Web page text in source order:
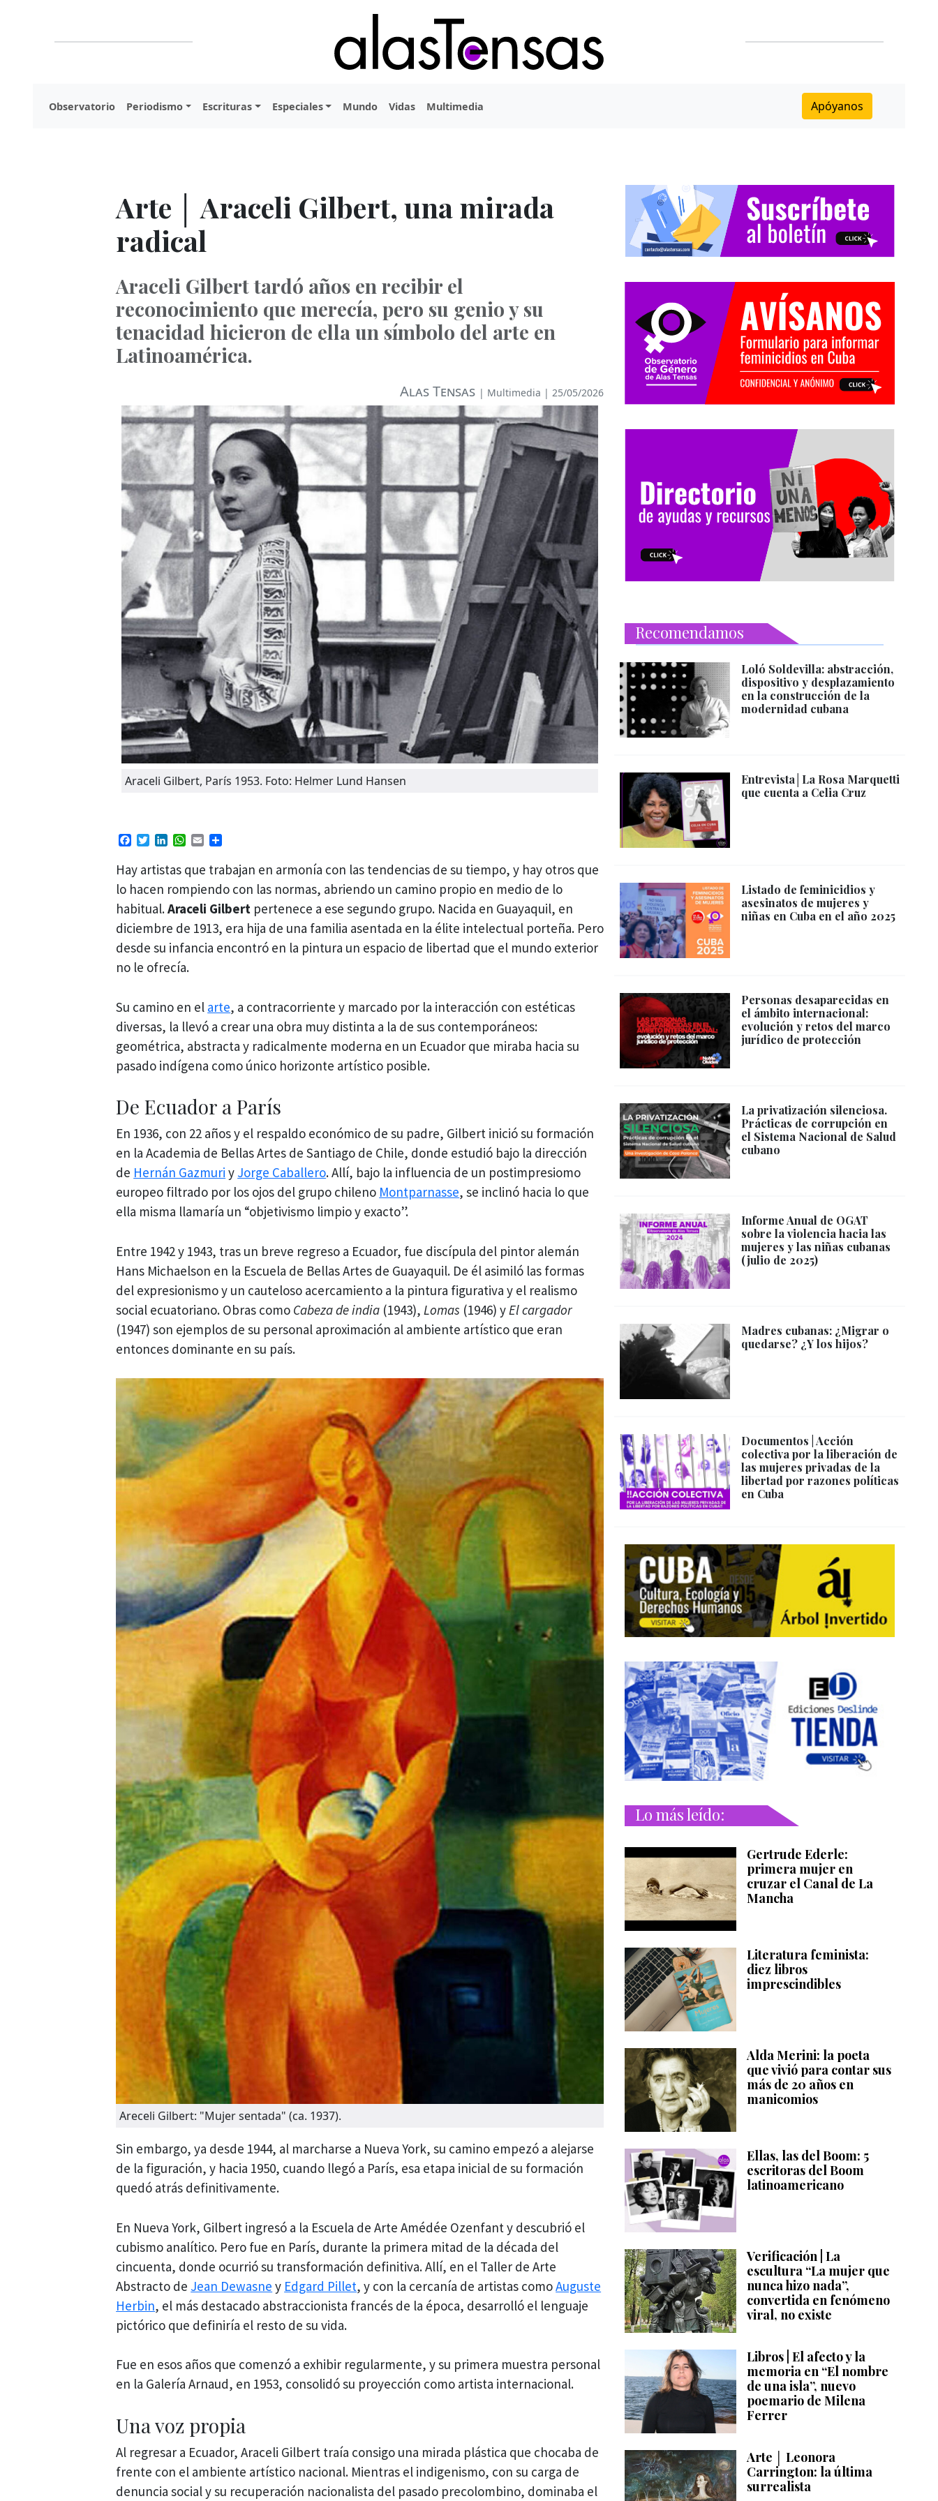
Observatorio Periodismo Escrituras Especiales Mundo Vidas Multimedia Apóyanos
Arte │ Araceli Gilbert, una mirada
radical
Araceli Gilbert tardó años en recibir el
reconocimiento que merecía, pero su genio y su
tenacidad hicieron de ella un símbolo del arte en
Latinoamérica.
Alas Tensas | Multimedia | 25/05/2026
Araceli Gilbert, París 1953. Foto: Helmer Lund Hansen
Facebook
TwitterLinkedIn
WhatsApp
Email
Hay artistas que trabajan en armonía con las tendencias de su tiempo, y hay otros que
lo hacen rompiendo con las normas, abriendo un camino propio en medio de lo
habitual.Araceli Gilbert pertenece a ese segundo grupo. Nacida en Guayaquil, en
diciembre de 1913, era hija de una familia asentada en la élite intelectual porteña. Pero
desde su infancia encontró en la pintura un espacio de libertad que el mundo exterior
no le ofrecía.
Su camino en el arte, a contracorriente y marcado por la interacción con estéticas
diversas, la llevó a crear una obra muy distinta a la de sus contemporáneos:
geométrica, abstracta y radicalmente moderna en un Ecuador que miraba hacia su
pasado indígena como único horizonte artístico posible.
De Ecuador a París
En 1936, con 22 años y el respaldo económico de su padre, Gilbert inició su formación
en la Academia de Bellas Artes de Santiago de Chile, donde estudió bajo la dirección
de Hernán Gazmuri y Jorge Caballero. Allí, bajo la influencia de un postimpresiomo
europeo filtrado por los ojos del grupo chileno Montparnasse, se inclinó hacia lo que
ella misma llamaría un “objetivismo limpio y exacto”.
Entre 1942 y 1943, tras un breve regreso a Ecuador, fue discípula del pintor alemán
Hans Michaelson en la Escuela de Bellas Artes de Guayaquil. De él asimiló las formas
del expresionismo y un cauteloso acercamiento a la pintura figurativa y el realismo
social ecuatoriano. Obras como Cabeza de india (1943),Lomas (1946) yEl cargador
(1947) son ejemplos de su personal aproximación al ambiente artístico que eran
entonces dominante en su país.
Areceli Gilbert: "Mujer sentada" (ca. 1937).
Sin embargo, ya desde 1944, al marcharse a Nueva York, su camino empezó a alejarse
de la figuración, y hacia 1950, cuando llegó a París, esa etapa inicial de su formación
quedó atrás definitivamente.
En Nueva York, Gilbert ingresó a la Escuela de Arte Amédée Ozenfant y descubrió el
cubismo analítico. Pero fue en París, durante la primera mitad de la década del
cincuenta, donde ocurrió su transformación definitiva. Allí, en el Taller de Arte
Abstracto de Jean Dewasne y Edgard Pillet, y con la cercanía de artistas comoAuguste
Herbin, el más destacado abstraccionista francés de la época, desarrolló el lenguaje
pictórico que definiría el resto de su vida.
Fue en esos años que comenzó a exhibir regularmente, y su primera muestra personal
en la Galería Arnaud, en 1953, consolidó su proyección como artista internacional.
Una voz propia
Al regresar a Ecuador, Araceli Gilbert traía consigo una mirada plástica que chocaba de
frente con el ambiente artístico nacional. Mientras el indigenismo, con su carga de
denuncia social y su recuperación nacionalista del pasado precolombino, dominaba el
Recomendamos
Loló Soldevilla: abstracción,
dispositivo y desplazamiento
en la construcción de la
modernidad cubana
Entrevista│La Rosa Marquetti
que cuenta a Celia Cruz
Listado de feminicidios y
asesinatos de mujeres y
niñas en Cuba en el año 2025
Personas desaparecidas en
el ámbito internacional:
evolución y retos del marco
jurídico de protección
La privatización silenciosa.
Prácticas de corrupción en
el Sistema Nacional de Salud
cubano
Informe Anual de OGAT
sobre la violencia hacia las
mujeres y las niñas cubanas
(julio de 2025)
Madres cubanas: ¿Migrar o
quedarse? ¿Y los hijos?
Documentos | Acción
colectiva por la liberación de
las mujeres privadas de la
libertad por razones políticas
en Cuba
Lo más leído:
Gertrude Ederle:
primera mujer en
cruzar el Canal de La
Mancha
Literatura feminista:
diez libros
imprescindibles
Alda Merini: la poeta
que vivió para contar sus
más de 20 años en
manicomios
Ellas, las del Boom: 5
escritoras del Boom
latinoamericano
Verificación | La
escultura “La mujer que
nunca hizo nada”,
convertida en fenómeno
viral, no existe
Libros | El afecto y la
memoria en “El nombre
de una isla”, nuevo
poemario de Milena
Ferrer
Arte │ Leonora
Carrington: la última
surrealista